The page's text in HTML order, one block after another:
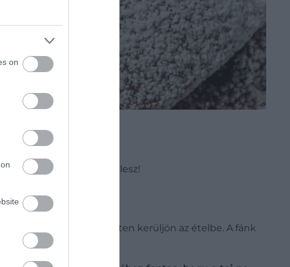
on
fánk is mennyei lesz!
hőmérsékleten kerüljön az ételbe. A fánk